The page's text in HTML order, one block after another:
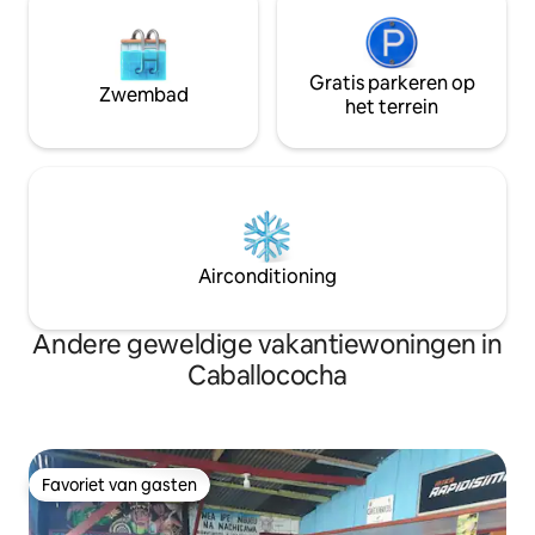
Zwembad
Gratis parkeren op
het terrein
Airconditioning
Andere geweldige vakantiewoningen in
Caballococha
Favoriet van gasten
Favoriet van gasten